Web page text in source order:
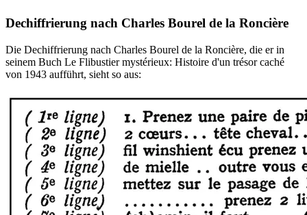
Dechiffrierung nach Charles Bourel de la Roncière
Die Dechiffrierung nach Charles Bourel de la Roncière, die er in
seinem Buch Le Flibustier mystérieux: Histoire d'un trésor caché
von 1943 aufführt, sieht so aus: